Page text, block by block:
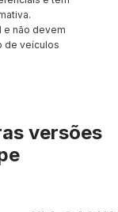
e não devem
de veículos
versões